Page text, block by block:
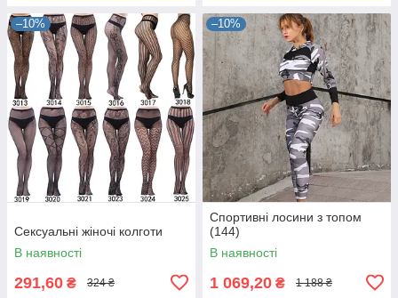
–10%
Сексуальні жіночі колготи
В наявності
291,60 ₴ 324 ₴
–10%
Спортивні лосини з топом
(144)
В наявності
1 069,20 ₴ 1 188 ₴